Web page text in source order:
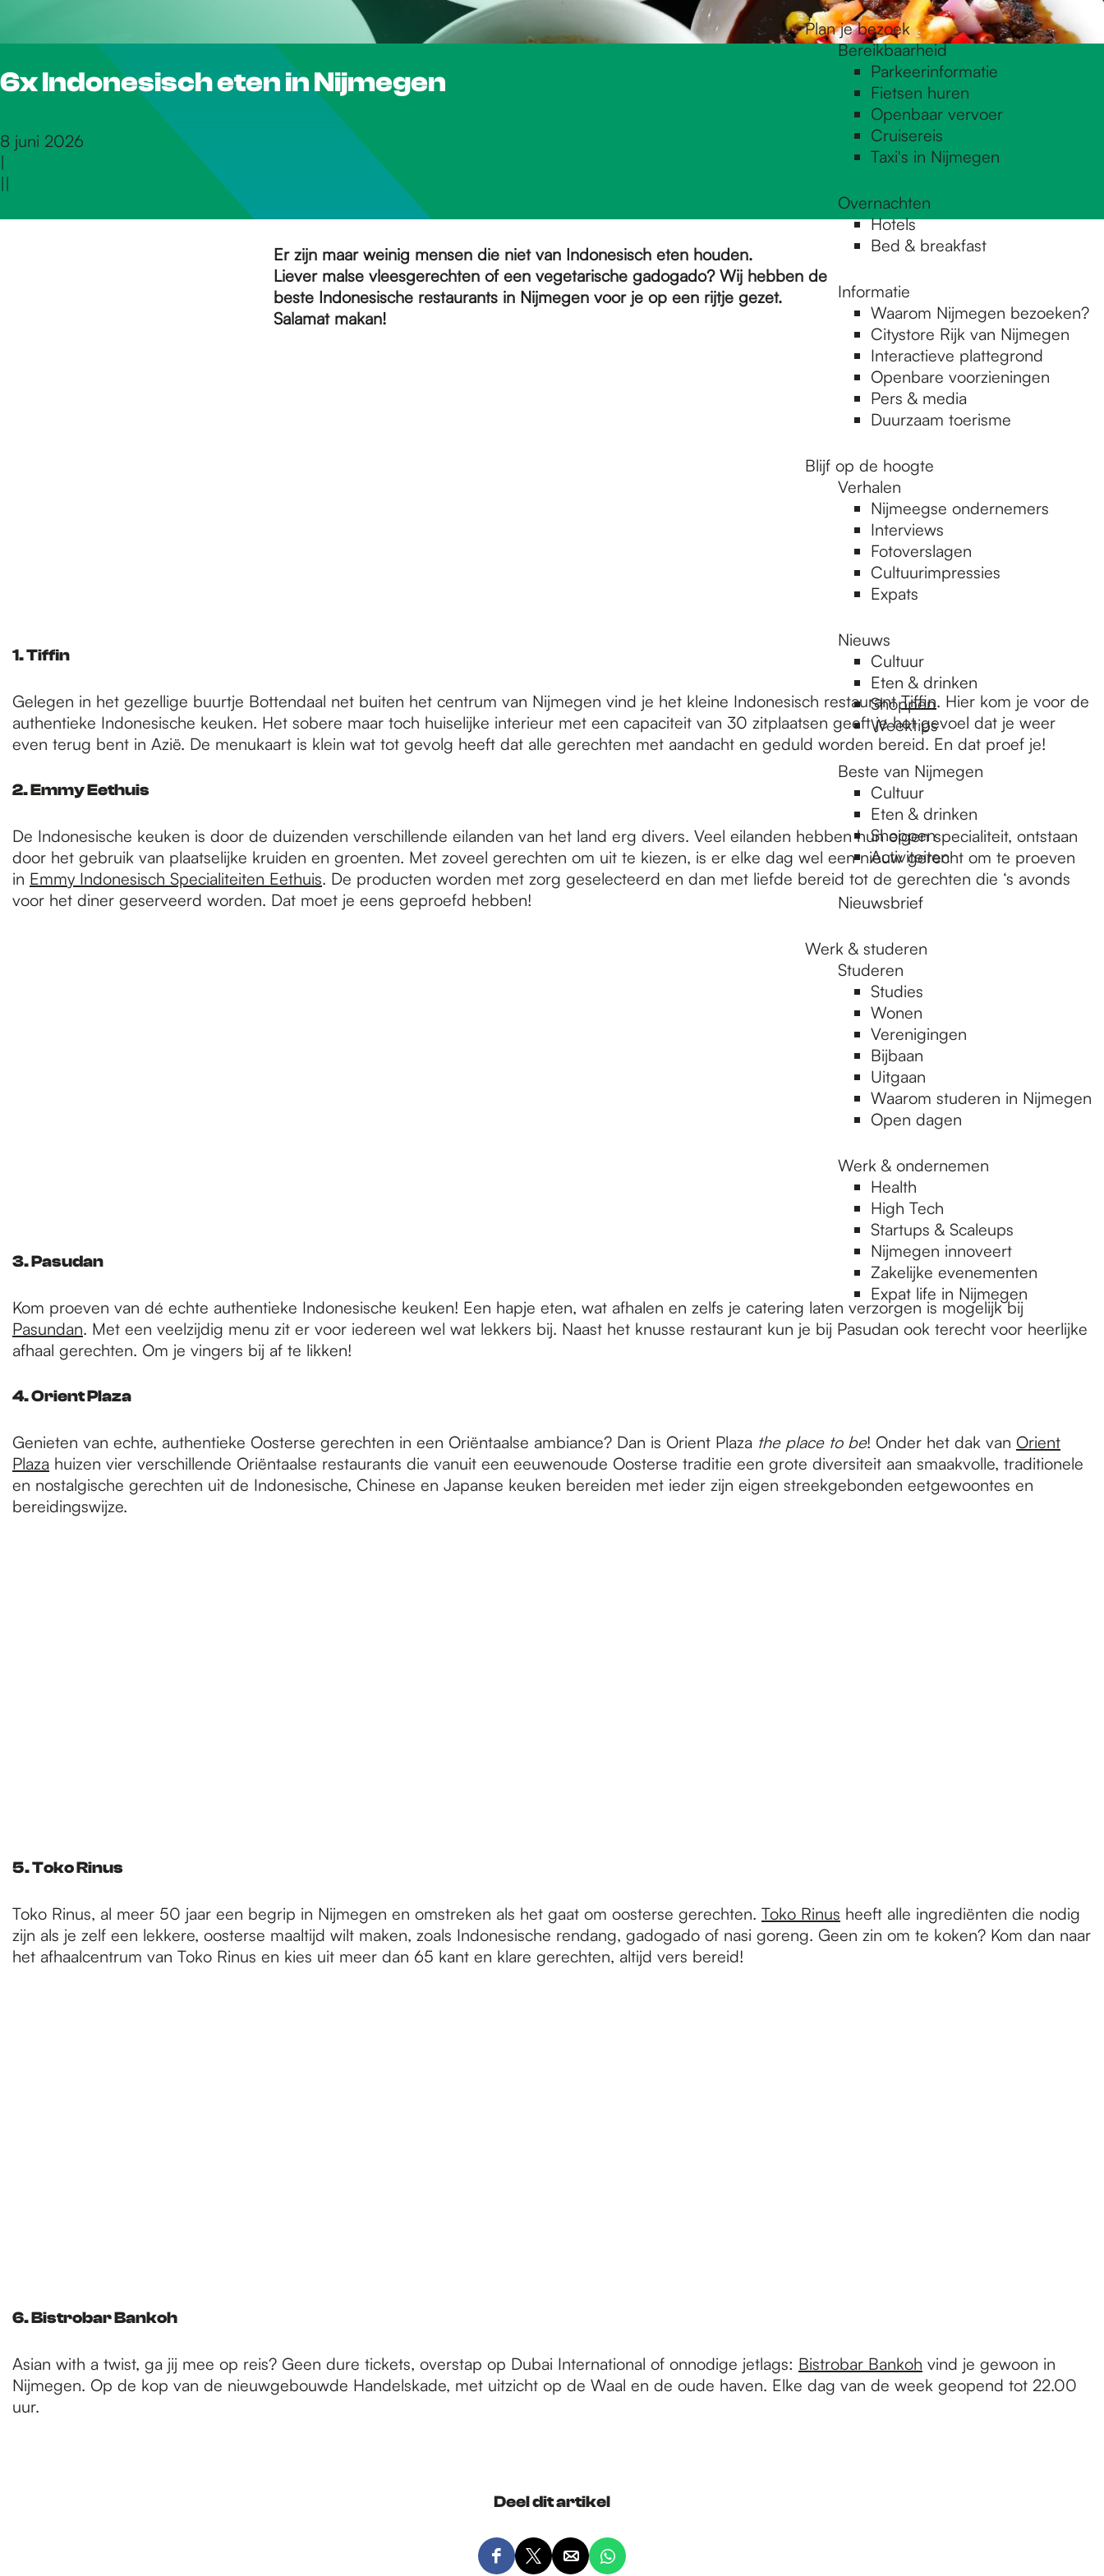
Plan je bezoek
Bereikbaarheid
Parkeerinformatie
Fietsen huren
Openbaar vervoer
Cruisereis
Taxi's in Nijmegen
Overnachten
Hotels
Bed & breakfast
Informatie
Waarom Nijmegen bezoeken?
Citystore Rijk van Nijmegen
Interactieve plattegrond
Openbare voorzieningen
Pers & media
Duurzaam toerisme
Blijf op de hoogte
Verhalen
Nijmeegse ondernemers
Interviews
Fotoverslagen
Cultuurimpressies
Expats
Nieuws
Cultuur
Eten & drinken
Shoppen
Weektips
Beste van Nijmegen
Cultuur
Eten & drinken
Shoppen
Activiteiten
Nieuwsbrief
Werk & studeren
Studeren
Studies
Wonen
Verenigingen
Bijbaan
Uitgaan
Waarom studeren in Nijmegen
Open dagen
Werk & ondernemen
Health
High Tech
Startups & Scaleups
Nijmegen innoveert
Zakelijke evenementen
Expat life in Nijmegen
6x Indonesisch eten in Nijmegen
8 juni 2026
|
||
Er zijn maar weinig mensen die niet van Indonesisch eten houden.
Liever malse vleesgerechten of een vegetarische gadogado? Wij hebben de
beste Indonesische restaurants in Nijmegen voor je op een rijtje gezet.
Salamat makan!
1. Tiffin
Gelegen in het gezellige buurtje Bottendaal net buiten het centrum van Nijmegen vind je het kleine Indonesisch restaurantTiffin. Hier kom je voor de
authentieke Indonesische keuken. Het sobere maar toch huiselijke interieur met een capaciteit van 30 zitplaatsen geeft je het gevoel dat je weer
even terug bent in Azië. De menukaart is klein wat tot gevolg heeft dat alle gerechten met aandacht en geduld worden bereid. En dat proef je!
2. Emmy Eethuis
De Indonesische keuken is door de duizenden verschillende eilanden van het land erg divers. Veel eilanden hebben hun eigen specialiteit, ontstaan
door het gebruik van plaatselijke kruiden en groenten. Met zoveel gerechten om uit te kiezen, is er elke dag wel een nieuw gerecht om te proeven
in Emmy Indonesisch Specialiteiten Eethuis. De producten worden met zorg geselecteerd en dan met liefde bereid tot de gerechten die ‘s avonds
voor het diner geserveerd worden. Dat moet je eens geproefd hebben!
3. Pasudan
Kom proeven van dé echte authentieke Indonesische keuken! Een hapje eten, wat afhalen en zelfs je catering laten verzorgen is mogelijk bij
Pasundan. Met een veelzijdig menu zit er voor iedereen wel wat lekkers bij. Naast het knusse restaurant kun je bij Pasudan ook terecht voor heerlijke
afhaal gerechten. Om je vingers bij af te likken!
4. Orient Plaza
Genieten van echte, authentieke Oosterse gerechten in een Oriëntaalse ambiance? Dan is Orient Plaza the place to be! Onder het dak van Orient
Plaza huizen vier verschillende Oriëntaalse restaurants die vanuit een eeuwenoude Oosterse traditie een grote diversiteit aan smaakvolle, traditionele
en nostalgische gerechten uit de Indonesische, Chinese en Japanse keuken bereiden met ieder zijn eigen streekgebonden eetgewoontes en
bereidingswijze.
5. Toko Rinus
Toko Rinus, al meer 50 jaar een begrip in Nijmegen en omstreken als het gaat om oosterse gerechten. Toko Rinus heeft alle ingrediënten die nodig
zijn als je zelf een lekkere, oosterse maaltijd wilt maken, zoals Indonesische rendang, gadogado of nasi goreng. Geen zin om te koken? Kom dan naar
het afhaalcentrum van Toko Rinus en kies uit meer dan 65 kant en klare gerechten, altijd vers bereid!
6. Bistrobar Bankoh
Asian with a twist, ga jij mee op reis? Geen dure tickets, overstap op Dubai International of onnodige jetlags: Bistrobar Bankoh vind je gewoon in
Nijmegen. Op de kop van de nieuwgebouwde Handelskade, met uitzicht op de Waal en de oude haven. Elke dag van de week geopend tot 22.00
uur.
Deel dit artikel
D D D D